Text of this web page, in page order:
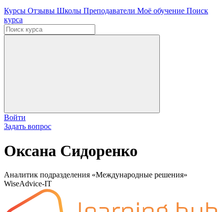
Курсы Отзывы Школы Преподаватели Моё обучение Поиск
курса
Войти
Задать вопрос
Оксана Сидоренко
Аналитик подразделения «Международные решения»
WiseAdvice-IT